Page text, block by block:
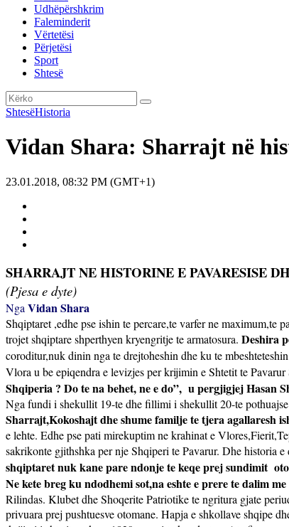
Udhëpërshkrim
Faleminderit
Vërtetësi
Përjetësi
Sport
Shtesë
ShtesëHistoria
Vidan Shara: Sharrajt në
23.01.2018, 08:32 PM (GMT+1)
SHARRAJT NE HISTORINE E PAVARESISE
(Pjesa e dyte)
Nga Vidan Shara
Shqiptaret ,edhe pse ishin te percare,te varfer ne maximum,te
trojet shqiptare shperthyen kryengritje te armatosura. Deshira
coroditur,nuk dinin nga te drejtoheshin dhe ku te
Vlora u be epiqendra e levizjes per krijimin e Shtetit te
Shqiperia ? Do te na behet, ne e do”, u pergjigjej Hasan
Nga fundi i shekullit 19-te dhe fillimi i shekullit 20-te
Sharrajt,Kokoshajt dhe shume familje te tjera agallaresh
e lehte. Edhe pse pati mirekuptim ne krahinat e
sakrikonte gjithshka per nje Shqiperi te Pavarur. Dhe historia
shqiptaret nuk kane pare ndonje te keqe prej sundimit
Ne kete breg ku ndodhemi sot,na eshte e prere te dalim
Rilindas. Klubet dhe Shoqerite Patriotike te ngritura gjate
privuara prej pushtuesve otomane. Hapja e shkollave shqipe